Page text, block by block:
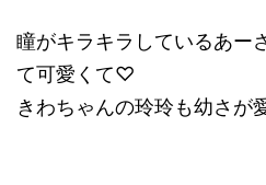
瞳がキラキラしているあー
て可愛くて♡
きわちゃんの玲玲も幼さが